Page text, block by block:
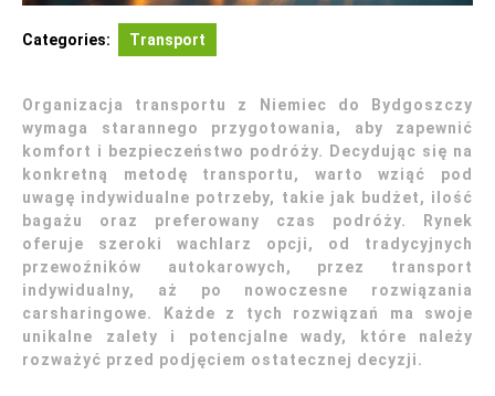
Categories: Transport
Organizacja transportu z Niemiec do Bydgoszczy
wymaga starannego przygotowania, aby zapewnić
komfort i bezpieczeństwo podróży. Decydując się na
konkretną metodę transportu, warto wziąć pod
uwagę indywidualne potrzeby, takie jak budżet, ilość
bagażu oraz preferowany czas podróży. Rynek
oferuje szeroki wachlarz opcji, od tradycyjnych
przewoźników autokarowych, przez transport
indywidualny, aż po nowoczesne rozwiązania
carsharingowe. Każde z tych rozwiązań ma swoje
unikalne zalety i potencjalne wady, które należy
rozważyć przed podjęciem ostatecznej decyzji.